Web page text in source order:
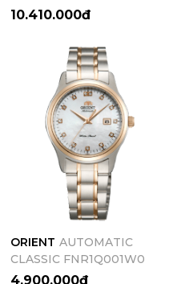
10.410.000đ
ORIENT AUTOMATIC
CLASSIC FNR1Q001W0
4.900.000đ